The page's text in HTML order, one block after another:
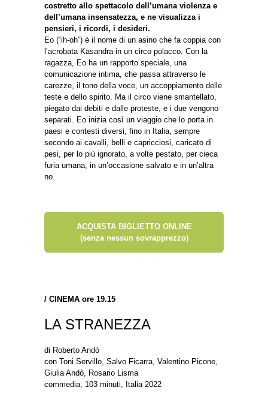
costretto allo spettacolo dell’umana violenza e
dell’umana insensatezza, e ne visualizza i
pensieri, i ricordi, i desideri.
Eo (“ih-oh”) è il nome di un asino che fa coppia con
l’acrobata Kasandra in un circo polacco. Con la
ragazza, Eo ha un rapporto speciale, una
comunicazione intima, che passa attraverso le
carezze, il tono della voce, un accoppiamento delle
teste e dello spirito. Ma il circo viene smantellato,
piegato dai debiti e dalle proteste, e i due vengono
separati. Eo inizia così un viaggio che lo porta in
paesi e contesti diversi, fino in Italia, sempre
secondo ai cavalli, belli e capricciosi, caricato di
pesi, per lo più ignorato, a volte pestato, per cieca
furia umana, in un’occasione salvato e in un’altra
no.
ACQUISTA BIGLIETTO ONLINE
(senza nessun sovrapprezzo)
/ CINEMA ore 19.15
LA STRANEZZA
di Roberto Andò
con Toni Servillo, Salvo Ficarra, Valentino Picone,
Giulia Andò, Rosario Lisma
commedia, 103 minuti, Italia 2022